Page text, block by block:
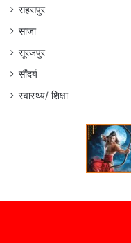
सहसपुर
साजा
सूरजपुर
सौंदर्य
स्वास्थ्य/ शिक्षा